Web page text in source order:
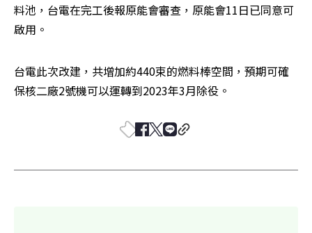
料池，台電在完工後報原能會審查，原能會11日已同意可
啟用。
台電此次改建，共增加約440束的燃料棒空間，預期可確
保核二廠2號機可以運轉到2023年3月除役。